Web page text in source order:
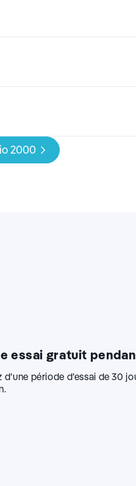
2000
essai gratuit
période d’essai de 30